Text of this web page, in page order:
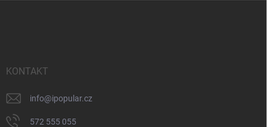
KONTAKT
info@ipopular.cz
572 555 055